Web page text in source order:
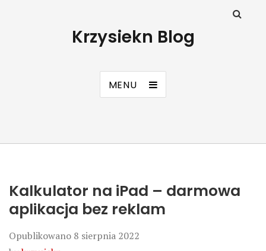
Krzysiekn Blog
MENU
Kalkulator na iPad – darmowa
aplikacja bez reklam
Opublikowano 8 sierpnia 2022